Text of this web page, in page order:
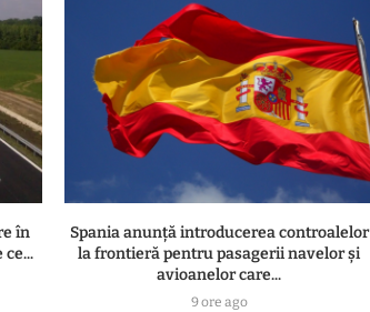
în
Spania anunță introducerea controalelor
la frontieră pentru pasagerii navelor și
avioanelor care...
9 ore ago